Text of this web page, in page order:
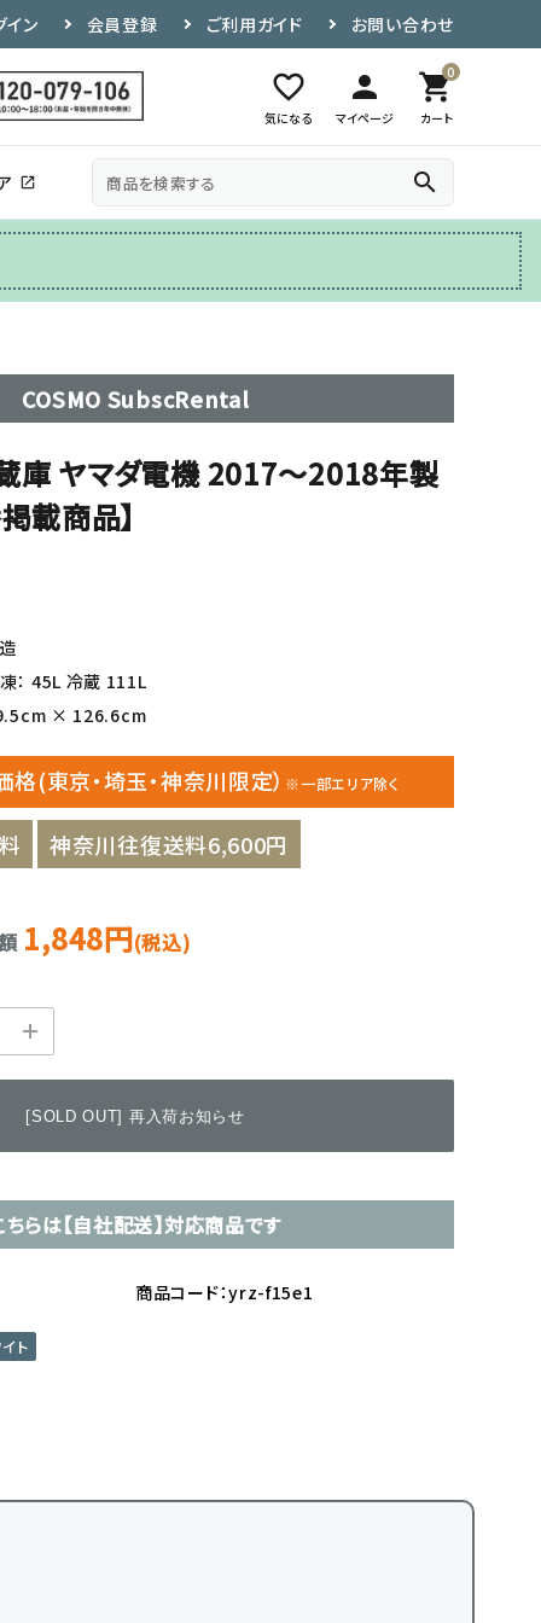
イン 会員登録 ご利用ガイド お問い合わせ
favorite_border
気になる
person
マイページ
0
shopping_cart
カート
その他
テレビ台
open_in_new search
COSMO SubscRental
庫 ヤマダ電機 2017〜2018年製
載商品】
： 45L 冷蔵 111L
× 126.6cm
格(東京・埼玉・神奈川限定） ※一部エリア除く
神奈川往復送料6,600円
1,848円(税込)
[SOLD OUT] 再入荷お知らせ
ちらは【自社配送】対応商品です
商品コード：yrz-f15e1
ト